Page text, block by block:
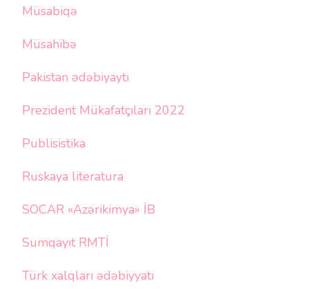
Müsabiqə
Müsahibə
Pakistan ədəbiyaytı
Prezident Mükafatçıları 2022
Publisistika
Ruskaya literatura
SOCAR «Azərikimya» İB
Sumqayıt RMTİ
Türk xalqları ədəbiyyatı